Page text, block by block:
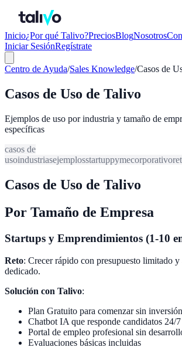
Inicio¿Por qué Talivo?PreciosBlogNosotros
Iniciar SesiónRegístrate
Centro de Ayuda/Sales Knowledge/Casos de
Casos de Uso de Talivo
Ejemplos de uso por industria y tamaño de
específicas
casos de
usoindustriasejemplosstartuppymecorporativo
Casos de Uso de Talivo
Por Tamaño de Empresa
Startups y Emprendimientos (1-10
Reto: Crecer rápido con presupuesto limitado
dedicado.
Solución con Talivo:
Plan Gratuito para comenzar sin inversión
Chatbot IA que responde candidatos 24/7
Portal de empleo profesional sin
Evaluaciones básicas incluidas